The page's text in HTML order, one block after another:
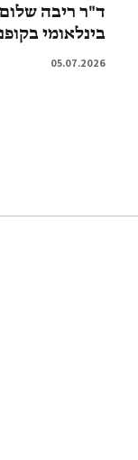
ד"ר ריבה
בינלאומי
05.07.2026